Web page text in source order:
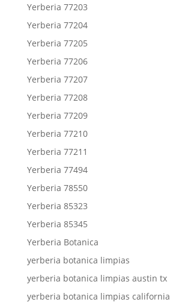
Yerberia 77203
Yerberia 77204
Yerberia 77205
Yerberia 77206
Yerberia 77207
Yerberia 77208
Yerberia 77209
Yerberia 77210
Yerberia 77211
Yerberia 77494
Yerberia 78550
Yerberia 85323
Yerberia 85345
Yerberia Botanica
yerberia botanica limpias
yerberia botanica limpias austin tx
yerberia botanica limpias california